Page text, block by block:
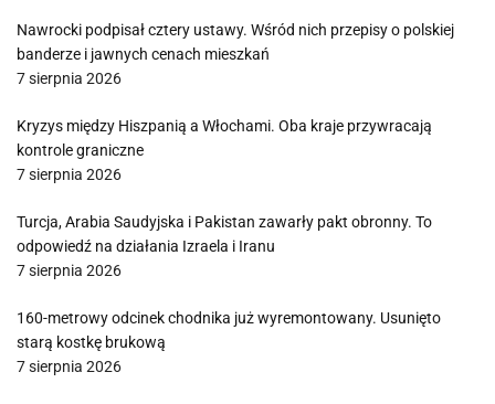
Nawrocki podpisał cztery ustawy. Wśród nich przepisy o polskiej
banderze i jawnych cenach mieszkań
7 sierpnia 2026
Kryzys między Hiszpanią a Włochami. Oba kraje przywracają
kontrole graniczne
7 sierpnia 2026
Turcja, Arabia Saudyjska i Pakistan zawarły pakt obronny. To
odpowiedź na działania Izraela i Iranu
7 sierpnia 2026
160-metrowy odcinek chodnika już wyremontowany. Usunięto
starą kostkę brukową
7 sierpnia 2026